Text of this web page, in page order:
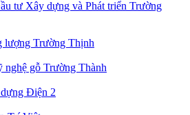
tư Xây dựng và Phát triển Trường
lượng Trường Thịnh
nghệ gỗ Trường Thành
Điện 2